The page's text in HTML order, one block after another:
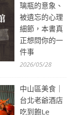
璃瓶的意象、
被遺忘的心理
細節，本書真
正想問你的一
件事
2026/05/28
中山區美食｜
台北老爺酒店
吃到飽Le